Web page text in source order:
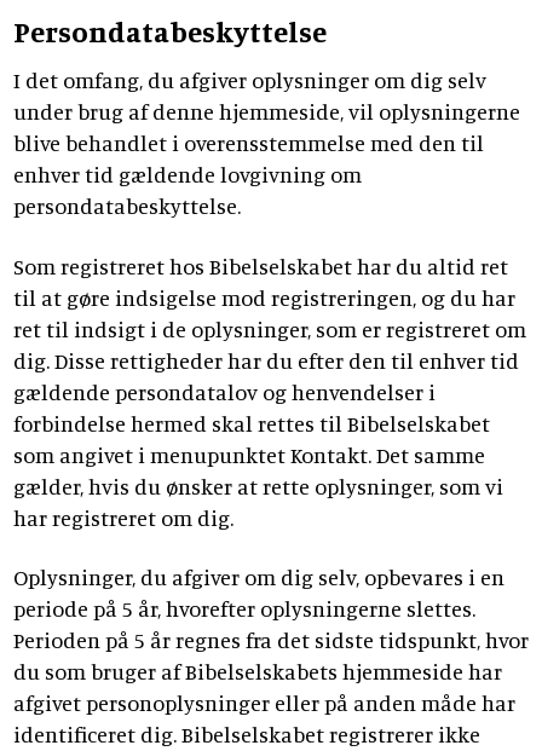
Persondatabeskyttelse
I det omfang, du afgiver oplysninger om dig selv
under brug af denne hjemmeside, vil oplysningerne
blive behandlet i overensstemmelse med den til
enhver tid gældende lovgivning om
persondatabeskyttelse.
Som registreret hos Bibelselskabet har du altid ret
til at gøre indsigelse mod registreringen, og du har
ret til indsigt i de oplysninger, som er registreret om
dig. Disse rettigheder har du efter den til enhver tid
gældende persondatalov og henvendelser i
forbindelse hermed skal rettes til Bibelselskabet
som angivet i menupunktet Kontakt. Det samme
gælder, hvis du ønsker at rette oplysninger, som vi
har registreret om dig.
Oplysninger, du afgiver om dig selv, opbevares i en
periode på 5 år, hvorefter oplysningerne slettes.
Perioden på 5 år regnes fra det sidste tidspunkt, hvor
du som bruger af Bibelselskabets hjemmeside har
afgivet personoplysninger eller på anden måde har
identificeret dig. Bibelselskabet registrerer ikke